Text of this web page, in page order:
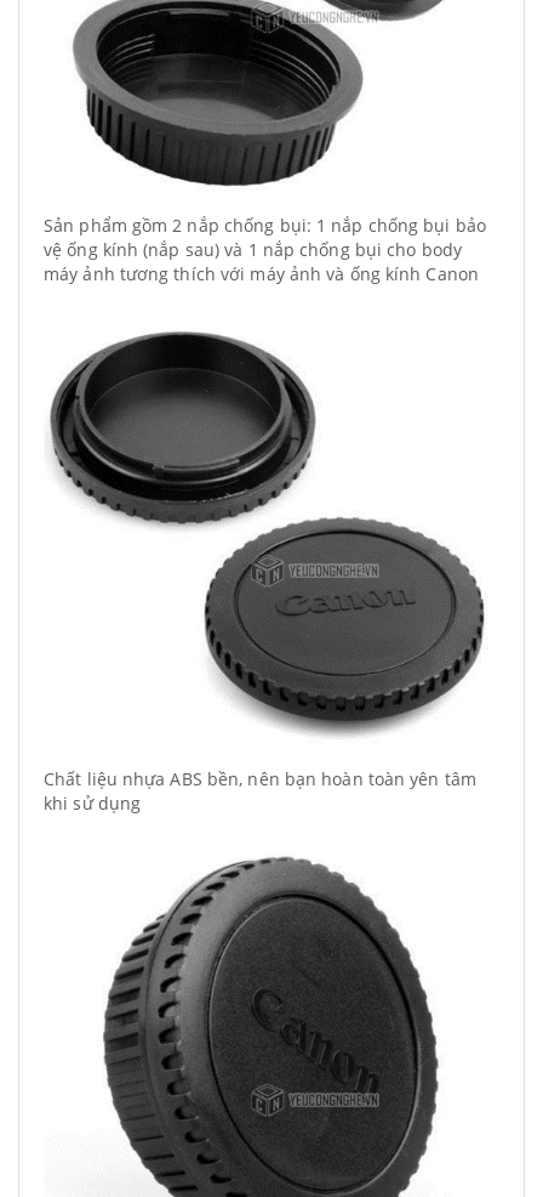
Sản phẩm gồm 2 nắp chống bụi: 1 nắp chống bụi bảo
vệ ống kính (nắp sau) và 1 nắp chống bụi cho body
máy ảnh tương thích với máy ảnh và ống kính Canon
Chất liệu nhựa ABS bền, nên bạn hoàn toàn yên tâm
khi sử dụng